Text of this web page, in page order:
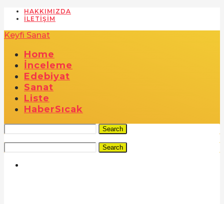
HAKKIMIZDA
İLETIŞIM
Keyfi Sanat
Home
İnceleme
Edebiyat
Sanat
Liste
HaberSıcak
Search
Search